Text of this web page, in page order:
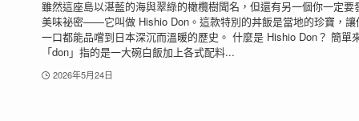
雖然這座島以湛藍的海與翠綠的橄欖樹聞名，但還有另一個你一定要
美味祕密——它叫做 Hishio Don。這款特別的丼飯是當地的珍寶，讓
一口都能品嚐到日本深沉而溫暖的歷史。 什麼是 Hishio Don？ 簡單
「don」指的是一大碗白飯加上各式配料...
2026年5月24日